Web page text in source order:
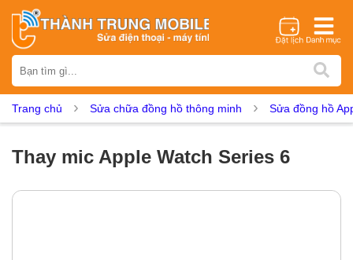
iPhone Samsung Oppo Xiaomi Realme Vivo
Huawei OnePlus
Dịch vụ sửa chữa
Trang chủ Sửa chữa đồng hồ thông minh Sửa đồng hồ
Thay mic Apple Watch Series 6